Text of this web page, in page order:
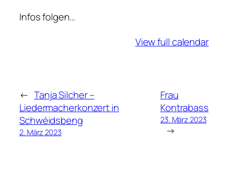
M
Infos folgen…
View full calendar
← Tanja Silcher –
Liedermacherkonzert in
Schwéidsbeng
2. März 2023
Frau
Kontrabass
23. März 2023
→